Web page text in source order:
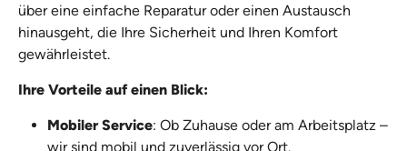
über eine einfache Reparatur oder einen Austausch
hinausgeht, die Ihre Sicherheit und Ihren Komfort
gewährleistet.
Ihre Vorteile auf einen Blick:
Mobiler Service: Ob Zuhause oder am Arbeitsplatz –
wir sind mobil und zuverlässig vor Ort.